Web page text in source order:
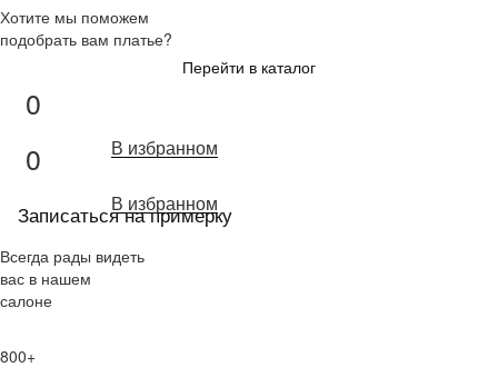
Хотите мы поможем
подобрать вам платье?
Перейти в каталог
0
В избранном
0
В избранном
Записаться на примерку
Всегда рады видеть
вас в нашем
салоне
800+